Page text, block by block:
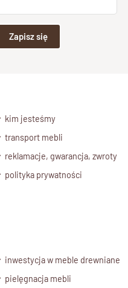
porządku
pod materac
głębię koloru i
każdej sypialni – piękne,
Zapisz się
kim jesteśmy
transport mebli
reklamacje, gwarancja, zwroty
polityka prywatności
inwestycja w meble drewniane
pielęgnacja mebli